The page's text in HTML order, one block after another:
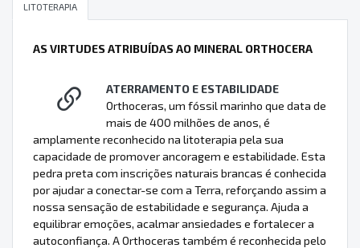
LITOTERAPIA
AS VIRTUDES ATRIBUÍDAS AO MINERAL ORTHOCERA
ATERRAMENTO E ESTABILIDADE
Orthoceras, um fóssil marinho que data de
mais de 400 milhões de anos, é
amplamente reconhecido na litoterapia pela sua
capacidade de promover ancoragem e estabilidade. Esta
pedra preta com inscrições naturais brancas é conhecida
por ajudar a conectar-se com a Terra, reforçando assim a
nossa sensação de estabilidade e segurança. Ajuda a
equilibrar emoções, acalmar ansiedades e fortalecer a
autoconfiança. A Orthoceras também é reconhecida pelo